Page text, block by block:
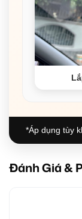
*Áp dụng tùy
Đánh Giá &